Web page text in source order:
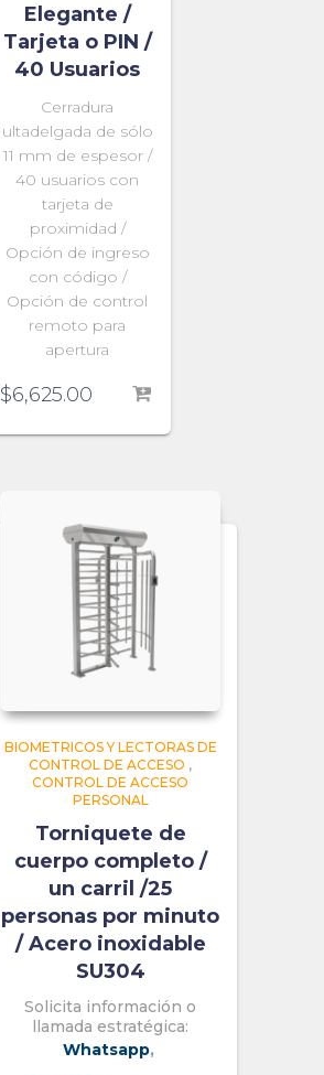
Elegante /
Tarjeta o PIN /
40 Usuarios
Cerradura
ultadelgada de sólo
11 mm de espesor /
40 usuarios con
tarjeta de
proximidad /
Opción de ingreso
con código /
Opción de control
remoto para
apertura
$6,625.00
BIOMETRICOS Y LECTORAS DE
CONTROL DE ACCESO ,
CONTROL DE ACCESO
PERSONAL
Torniquete de
cuerpo completo /
un carril /25
personas por minuto
/ Acero inoxidable
SU304
Solicita información o
llamada estratégica:
Whatsapp,